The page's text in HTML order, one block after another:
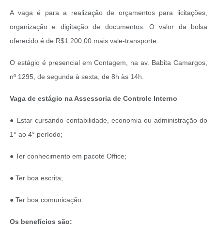
A vaga é para a realização de orçamentos para licitações,
organização e digitação de documentos. O valor da bolsa
oferecido é de R$1.200,00 mais vale-transporte.
O estágio é presencial em Contagem, na av. Babita Camargos,
nº 1295, de segunda à sexta, de 8h às 14h.
Vaga de estágio na Assessoria de Controle Interno
● Estar cursando contabilidade, economia ou administração do
1° ao 4° período;
● Ter conhecimento em pacote Office;
● Ter boa escrita;
● Ter boa comunicação.
Os benefícios são: